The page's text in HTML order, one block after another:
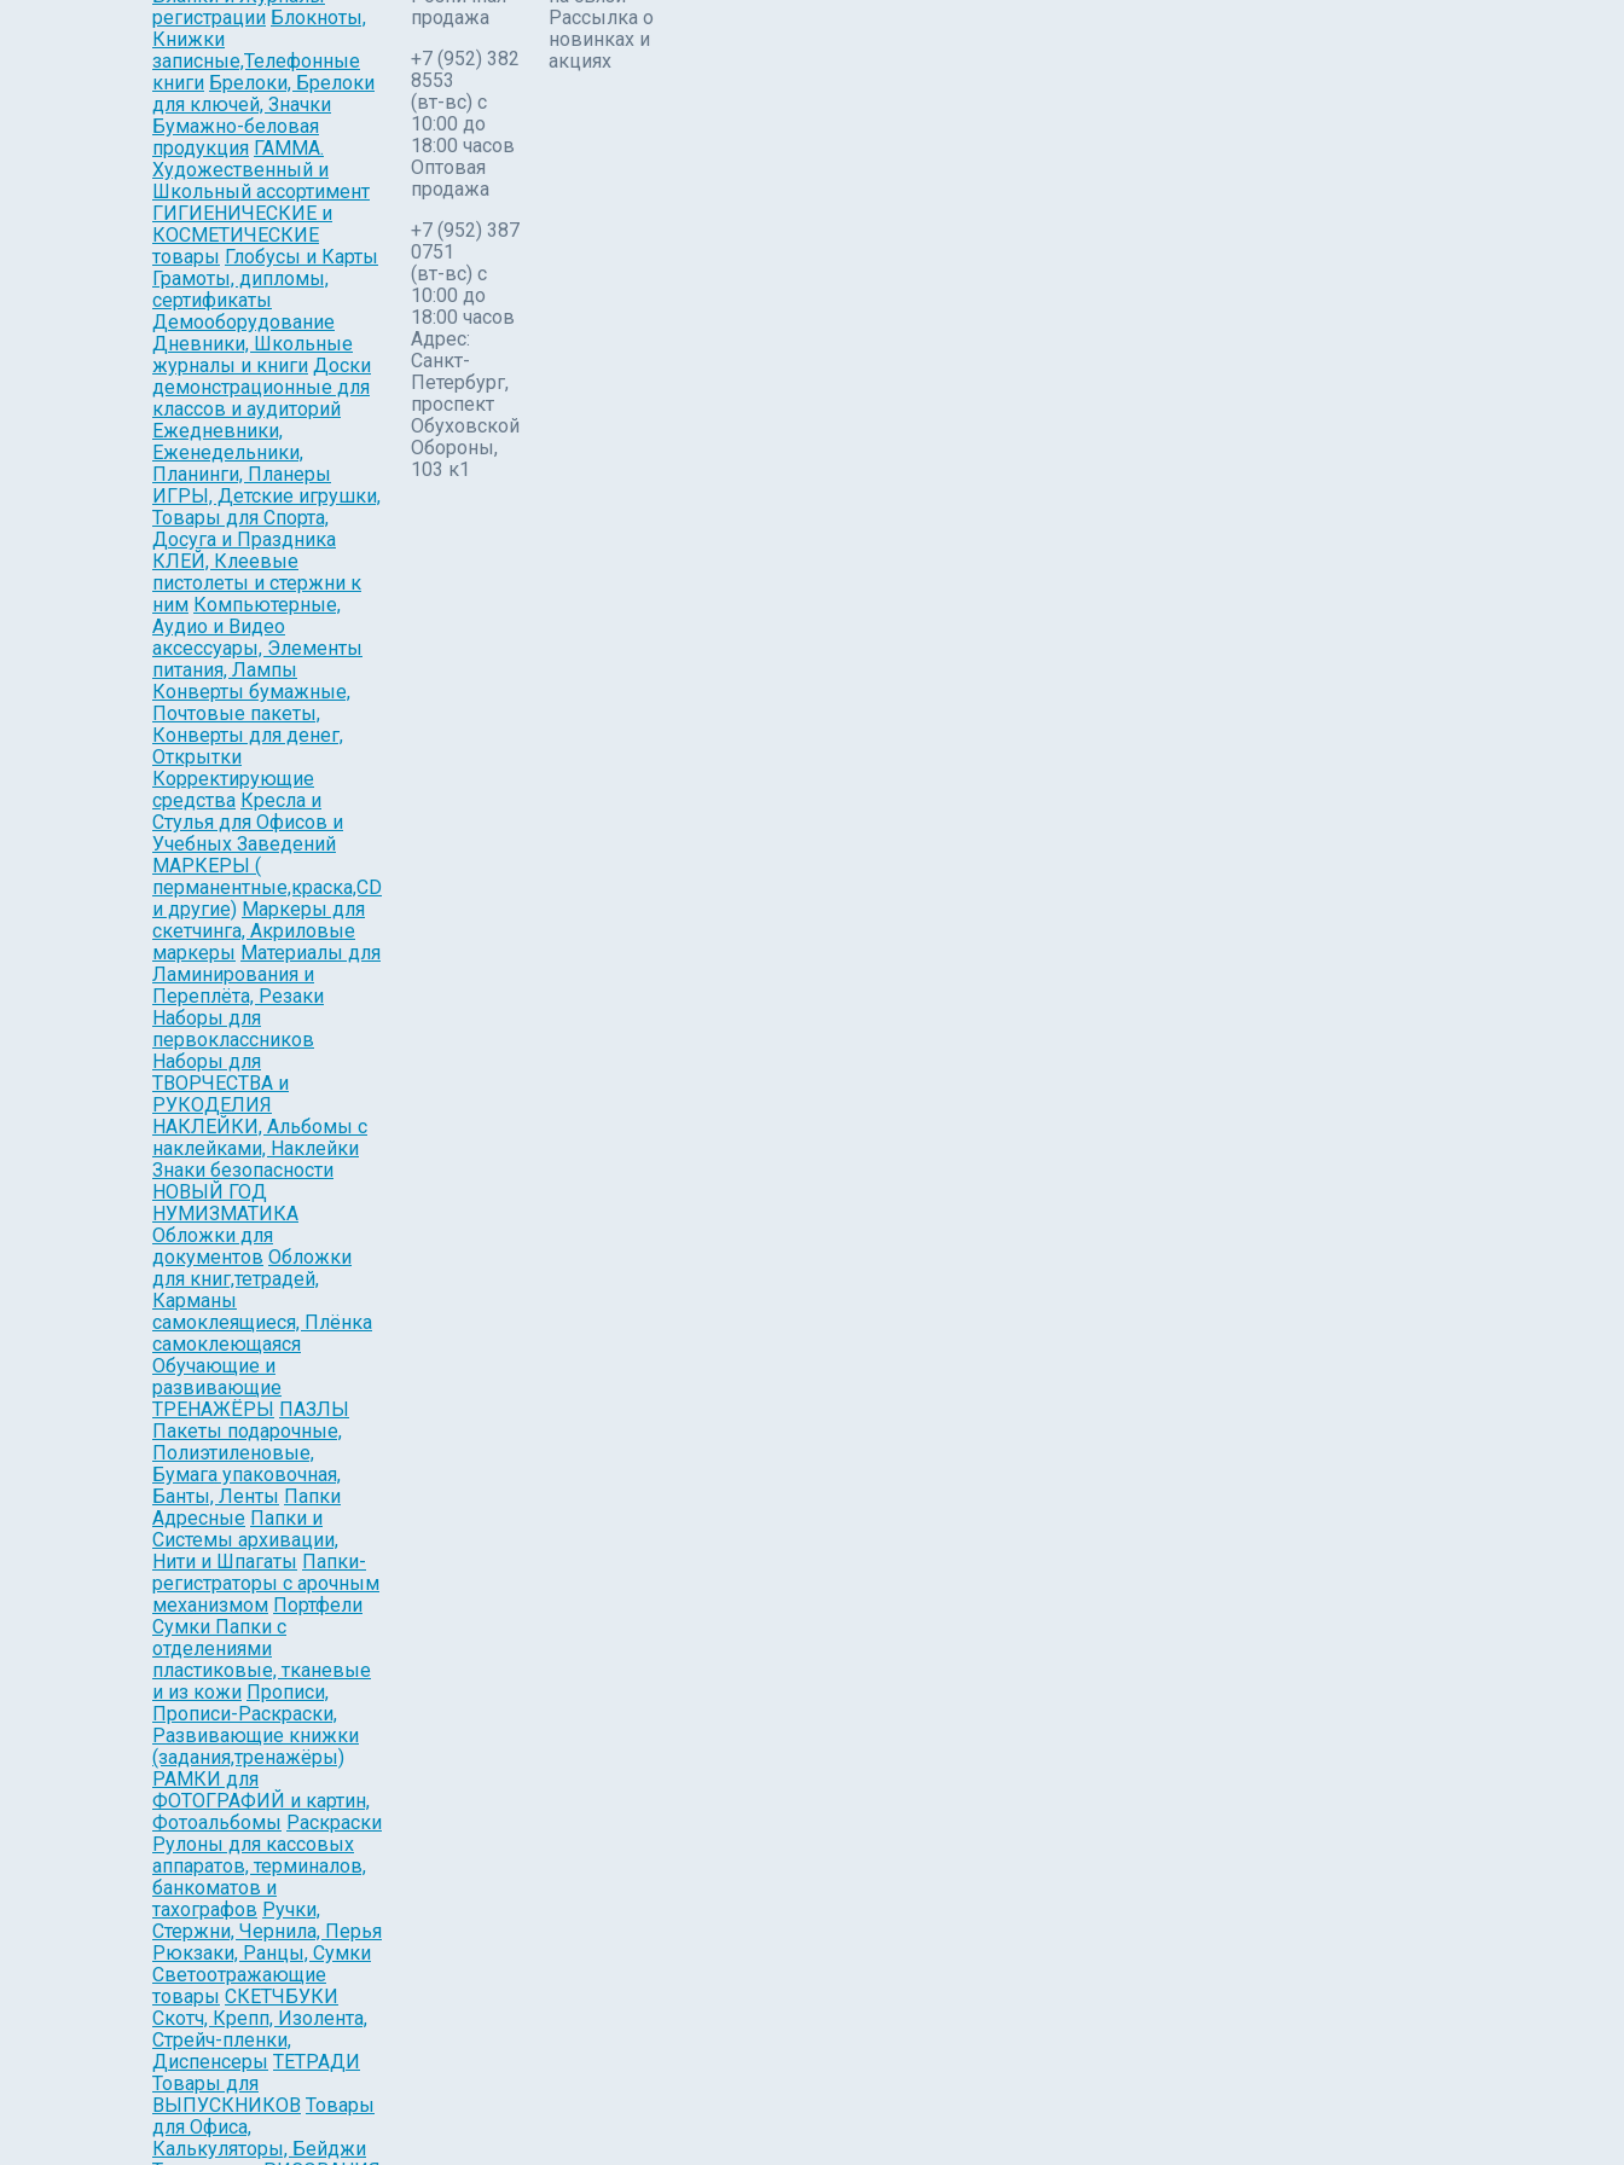
регистрации Блокноты,
Книжки
записные,Телефонные
книги Брелоки, Брелоки
для ключей, Значки
Бумажно-беловая
продукция ГАММА.
Художественный и
Школьный ассортимент
ГИГИЕНИЧЕСКИЕ и
КОСМЕТИЧЕСКИЕ
товары Глобусы и Карты
Грамоты, дипломы,
сертификаты
Демооборудование
Дневники, Школьные
журналы и книги Доски
демонстрационные для
классов и аудиторий
Ежедневники,
Еженедельники,
Планинги, Планеры
ИГРЫ, Детские игрушки,
Товары для Спорта,
Досуга и Праздника
КЛЕЙ, Клеевые
пистолеты и стержни к
ним Компьютерные,
Аудио и Видео
аксессуары, Элементы
питания, Лампы
Конверты бумажные,
Почтовые пакеты,
Конверты для денег,
Открытки
Корректирующие
средства Кресла и
Стулья для Офисов и
Учебных Заведений
МАРКЕРЫ (
перманентные,краска,CD
и другие) Маркеры для
скетчинга, Акриловые
маркеры Материалы для
Ламинирования и
Переплёта, Резаки
Наборы для
первоклассников
Наборы для
ТВОРЧЕСТВА и
РУКОДЕЛИЯ
НАКЛЕЙКИ, Альбомы с
наклейками, Наклейки
Знаки безопасности
НОВЫЙ ГОД
НУМИЗМАТИКА
Обложки для
документов Обложки
для книг,тетрадей,
Карманы
самоклеящиеся, Плёнка
самоклеющаяся
Обучающие и
развивающие
ТРЕНАЖЁРЫ ПАЗЛЫ
Пакеты подарочные,
Полиэтиленовые,
Бумага упаковочная,
Банты, Ленты Папки
Адресные Папки и
Системы архивации,
Нити и Шпагаты Папки-
регистраторы с арочным
механизмом Портфели
Сумки Папки с
отделениями
пластиковые, тканевые
и из кожи Прописи,
Прописи-Раскраски,
Развивающие книжки
(задания,тренажёры)
РАМКИ для
ФОТОГРАФИЙ и картин,
Фотоальбомы Раскраски
Рулоны для кассовых
аппаратов, терминалов,
банкоматов и
тахографов Ручки,
Стержни, Чернила, Перья
Рюкзаки, Ранцы, Сумки
Светоотражающие
товары СКЕТЧБУКИ
Скотч, Крепп, Изолента,
Стрейч-пленки,
Диспенсеры ТЕТРАДИ
Товары для
ВЫПУСКНИКОВ Товары
для Офиса,
Калькуляторы, Бейджи
продажа
+7 (952) 382
8553
(вт-вс) c
10:00 до
18:00 часов
Оптовая
продажа
+7 (952) 387
0751
(вт-вс) с
10:00 до
18:00 часов
Адрес:
Санкт-
Петербург,
проспект
Обуховской
Обороны,
103 к1
Рассылка о
новинках и
акциях